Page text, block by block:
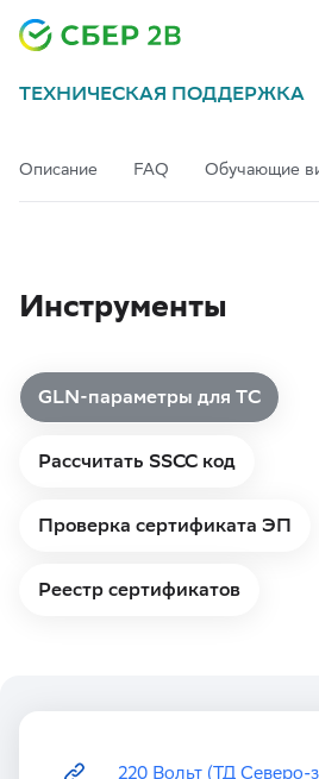
ТЕХНИЧЕСКАЯ ПОДДЕРЖКА
Описание FAQ Обучающие
Инструменты
GLN-параметры для ТС
Рассчитать SSCC код
Проверка сертификата ЭП
Реестр сертификатов
220 Вольт (ТД Северо-